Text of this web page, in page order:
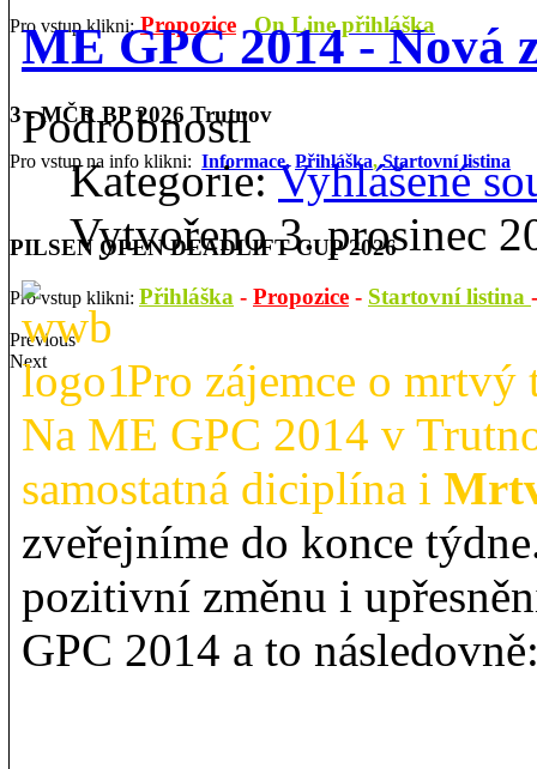
Pro vstup klikni: Propozice On Line přihláška
3 - MČR BP 2026 Trutnov
Pro vstup na info klikni: Informace, Přihláška,Startovní listina
PILSEN OPEN DEADLIFT CUP 2026
Pro vstup klikni: Přihláška - Propozice - Startovní listina
Previous
Next
ME GPC 2014 - Nová
Podrobnosti
Kategorie:Vyhlášené
Vytvořeno 3. prosinec
Pro zájemce o mrtvý
Na ME GPC 2014 v
samostatná diciplína i
zveřejníme do konce
pozitivní změnu i
GPC 2014 a to